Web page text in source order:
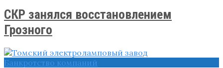
СКР занялся восстановлением
Грозного
Банкротство компаний